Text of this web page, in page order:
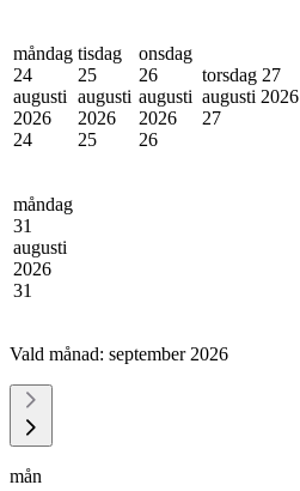
måndag
24
augusti
2026
24
tisdag
25
augusti
2026
25
onsdag
26
augusti
2026
26
torsdag 27
augusti 2026
27
måndag
31
augusti
2026
31
Vald månad: september 2026
mån